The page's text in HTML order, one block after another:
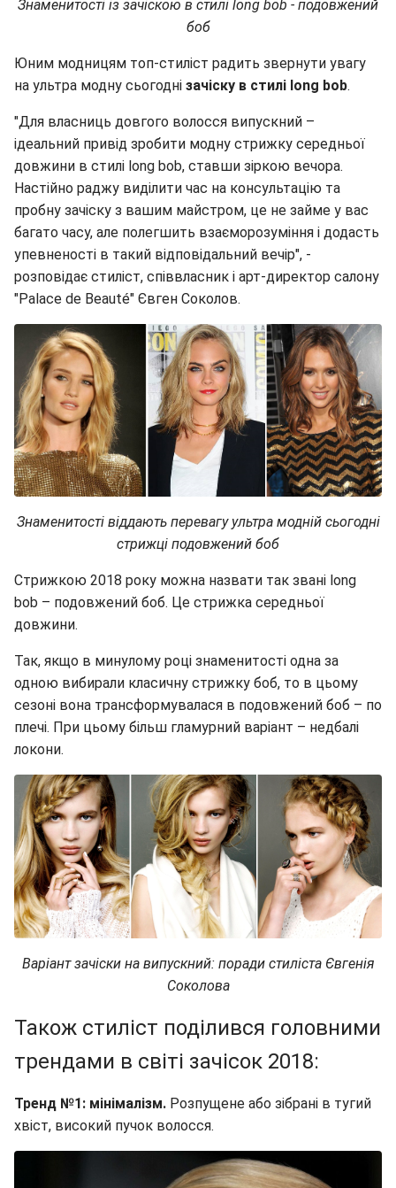
Знаменитості із зачіскою в стилі long bob - подовжений
боб
Юним модницям топ-стиліст радить звернути увагу
на ультра модну сьогодні зачіску в стилі long bob.
"Для власниць довгого волосся випускний –
ідеальний привід зробити модну стрижку середньої
довжини в стилі long bob, ставши зіркою вечора.
Настійно раджу виділити час на консультацію та
пробну зачіску з вашим майстром, це не займе у вас
багато часу, але полегшить взаєморозуміння і додасть
упевненості в такий відповідальний вечір", -
розповідає стиліст, співвласник і арт-директор салону
"Palace de Beauté" Євген Соколов.
Знаменитості віддають перевагу ультра модній сьогодні
стрижці подовжений боб
Стрижкою 2018 року можна назвати так звані long
bob – подовжений боб. Це стрижка середньої
довжини.
Так, якщо в минулому році знаменитості одна за
одною вибирали класичну стрижку боб, то в цьому
сезоні вона трансформувалася в подовжений боб – по
плечі. При цьому більш гламурний варіант – недбалі
локони.
Варіант зачіски на випускний: поради стиліста Євгенія
Соколова
Також стиліст поділився головними
трендами в світі зачісок 2018:
Тренд №1: мінімалізм. Розпущене або зібрані в тугий
хвіст, високий пучок волосся.